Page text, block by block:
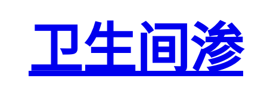
卫生间渗